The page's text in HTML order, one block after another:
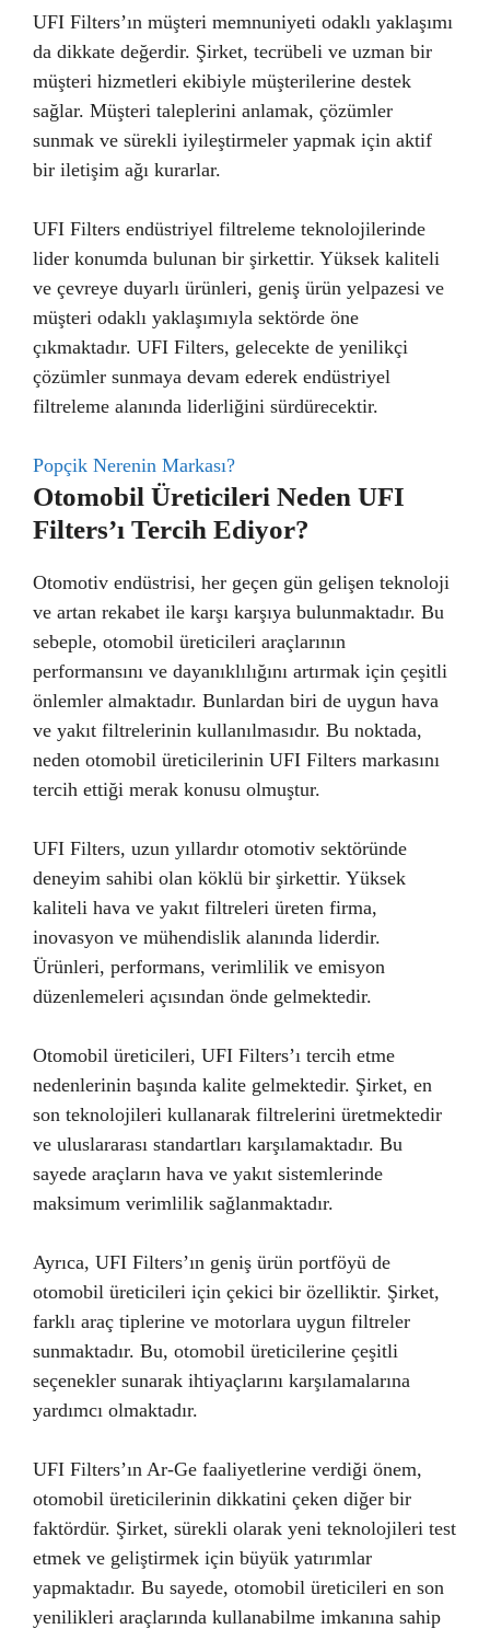
UFI Filters’ın müşteri memnuniyeti odaklı yaklaşımı
da dikkate değerdir. Şirket, tecrübeli ve uzman bir
müşteri hizmetleri ekibiyle müşterilerine destek
sağlar. Müşteri taleplerini anlamak, çözümler
sunmak ve sürekli iyileştirmeler yapmak için aktif
bir iletişim ağı kurarlar.
UFI Filters endüstriyel filtreleme teknolojilerinde
lider konumda bulunan bir şirkettir. Yüksek kaliteli
ve çevreye duyarlı ürünleri, geniş ürün yelpazesi ve
müşteri odaklı yaklaşımıyla sektörde öne
çıkmaktadır. UFI Filters, gelecekte de yenilikçi
çözümler sunmaya devam ederek endüstriyel
filtreleme alanında liderliğini sürdürecektir.
Popçik Nerenin Markası?
Otomobil Üreticileri Neden UFI
Filters’ı Tercih Ediyor?
Otomotiv endüstrisi, her geçen gün gelişen teknoloji
ve artan rekabet ile karşı karşıya bulunmaktadır. Bu
sebeple, otomobil üreticileri araçlarının
performansını ve dayanıklılığını artırmak için çeşitli
önlemler almaktadır. Bunlardan biri de uygun hava
ve yakıt filtrelerinin kullanılmasıdır. Bu noktada,
neden otomobil üreticilerinin UFI Filters markasını
tercih ettiği merak konusu olmuştur.
UFI Filters, uzun yıllardır otomotiv sektöründe
deneyim sahibi olan köklü bir şirkettir. Yüksek
kaliteli hava ve yakıt filtreleri üreten firma,
inovasyon ve mühendislik alanında liderdir.
Ürünleri, performans, verimlilik ve emisyon
düzenlemeleri açısından önde gelmektedir.
Otomobil üreticileri, UFI Filters’ı tercih etme
nedenlerinin başında kalite gelmektedir. Şirket, en
son teknolojileri kullanarak filtrelerini üretmektedir
ve uluslararası standartları karşılamaktadır. Bu
sayede araçların hava ve yakıt sistemlerinde
maksimum verimlilik sağlanmaktadır.
Ayrıca, UFI Filters’ın geniş ürün portföyü de
otomobil üreticileri için çekici bir özelliktir. Şirket,
farklı araç tiplerine ve motorlara uygun filtreler
sunmaktadır. Bu, otomobil üreticilerine çeşitli
seçenekler sunarak ihtiyaçlarını karşılamalarına
yardımcı olmaktadır.
UFI Filters’ın Ar-Ge faaliyetlerine verdiği önem,
otomobil üreticilerinin dikkatini çeken diğer bir
faktördür. Şirket, sürekli olarak yeni teknolojileri test
etmek ve geliştirmek için büyük yatırımlar
yapmaktadır. Bu sayede, otomobil üreticileri en son
yenilikleri araçlarında kullanabilme imkanına sahip